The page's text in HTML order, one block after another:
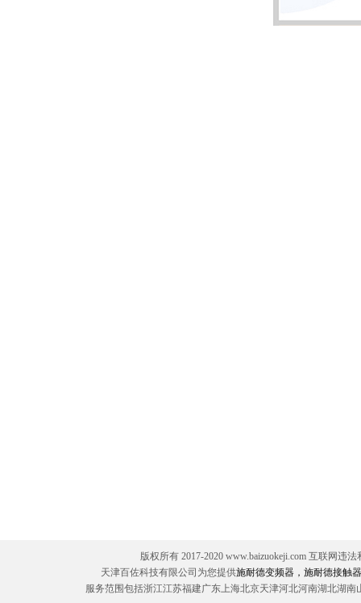
版权所有 2017-2020 www.baizuokeji.com 互联网违
天津百佐科技有限公司为您提供施耐德变频器，施耐德接触
服务范围包括浙江江苏福建广东上海北京天津河北河南湖北湖